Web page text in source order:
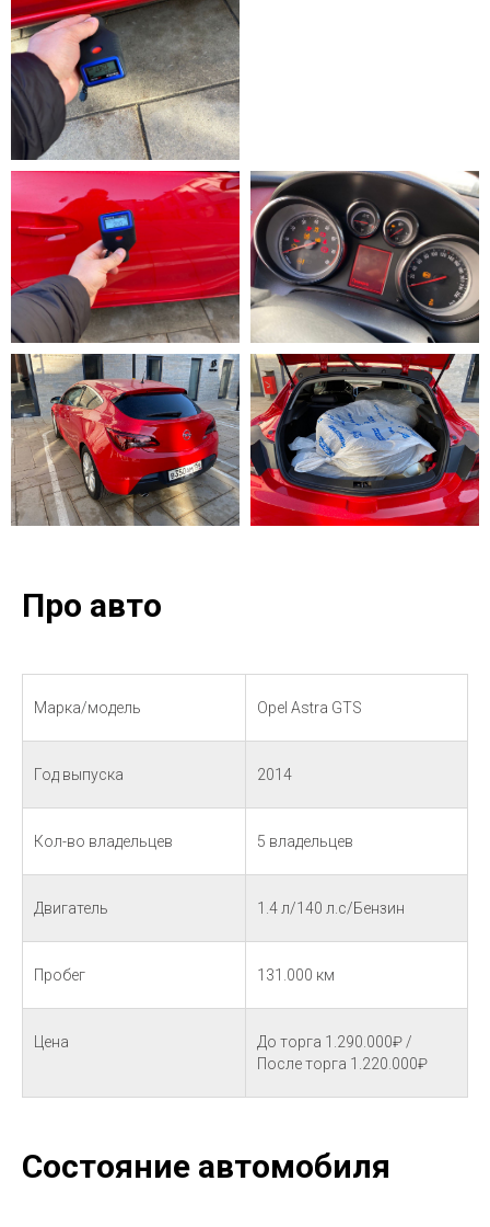
Про авто
Марка/модель Оpel Astra GTS
Год выпуска 2014
Кол-во владельцев 5 владельцев
Двигатель 1.4 л/140 л.с/Бензин
Пробег 131.000 км
Цена
До торга 1.290.000₽ /
После торга 1.220.000₽
Состояние автомобиля